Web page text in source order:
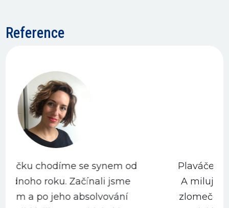
Reference
Plaváček jsou rozhodně taky lidi.
A milujicí a milovaní. ♥️♥️♥️ Je jen
zlomeček hluboké práce, kterou